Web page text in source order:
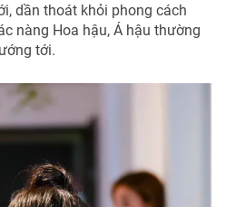
dần thoát khỏi phong cách
nàng Hoa hậu, Á hậu thường
tới.